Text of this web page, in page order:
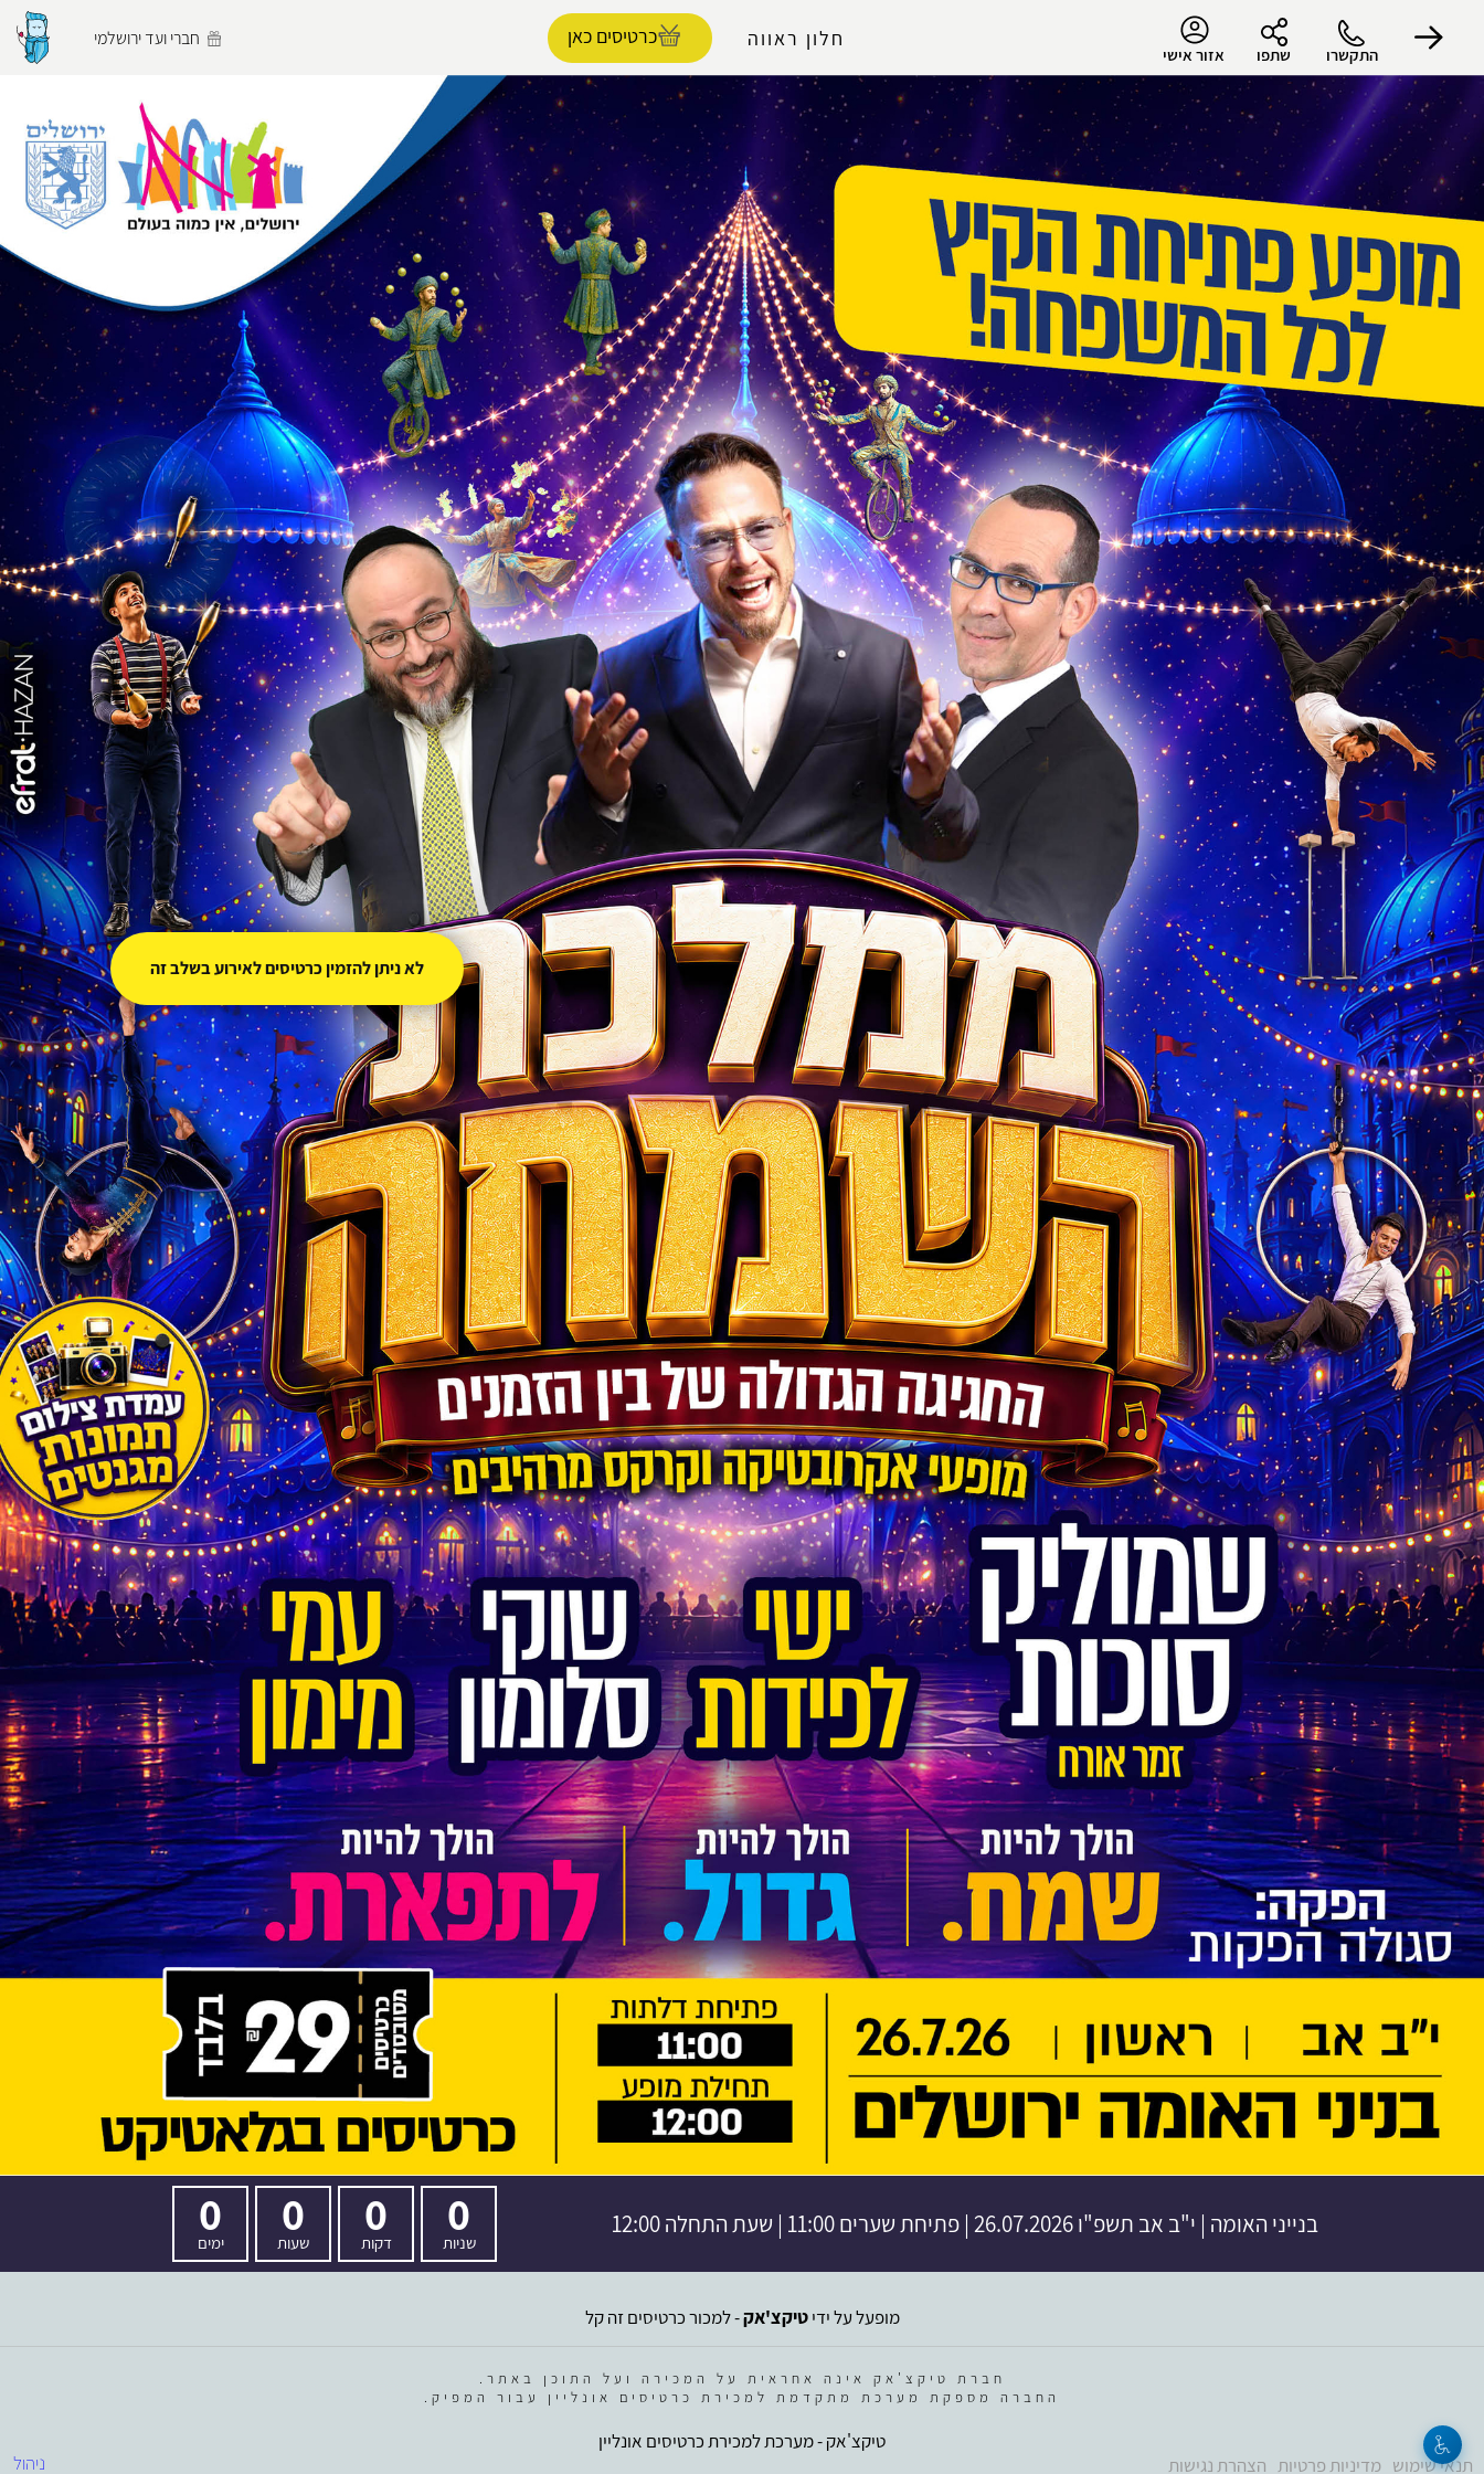
נגישות
התקשרו שתפו אזור אישי
חלון ראווה כרטיסים כאן חברי ועד ירושלמי
הפרופיל שלי
התנתק
בנייני האומה | י"ב אב תשפ"ו26.07.2026 | פתיחת שערים 11:00 | שעת התחלה 12:00 0
שניות
0
דקות
0
שעות
0
ימים
מופעל על ידיטיקצ'אק- למכור כרטיסים זה קל
חברת טיקצ'אק אינה אחראית על המכירה ועל התוכן באתר.
החברה מספקת מערכת מתקדמת למכירת כרטיסים אונליין עבור המפיק.
ניהול
טיקצ'אק - מערכת למכירת כרטיסים אונליין
תנאי שימוש מדיניות פרטיות הצהרת נגישות
לא ניתן להזמין כרטיסים לאירוע בשלב זה